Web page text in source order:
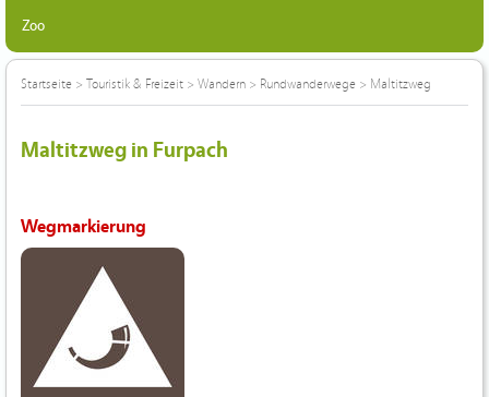
Zoo
Startseite > Touristik & Freizeit > Wandern > Rundwanderwege > Maltitzweg
Maltitzweg in Furpach
Wegmarkierung